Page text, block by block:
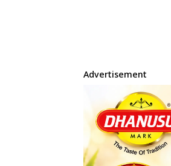
Advertisement